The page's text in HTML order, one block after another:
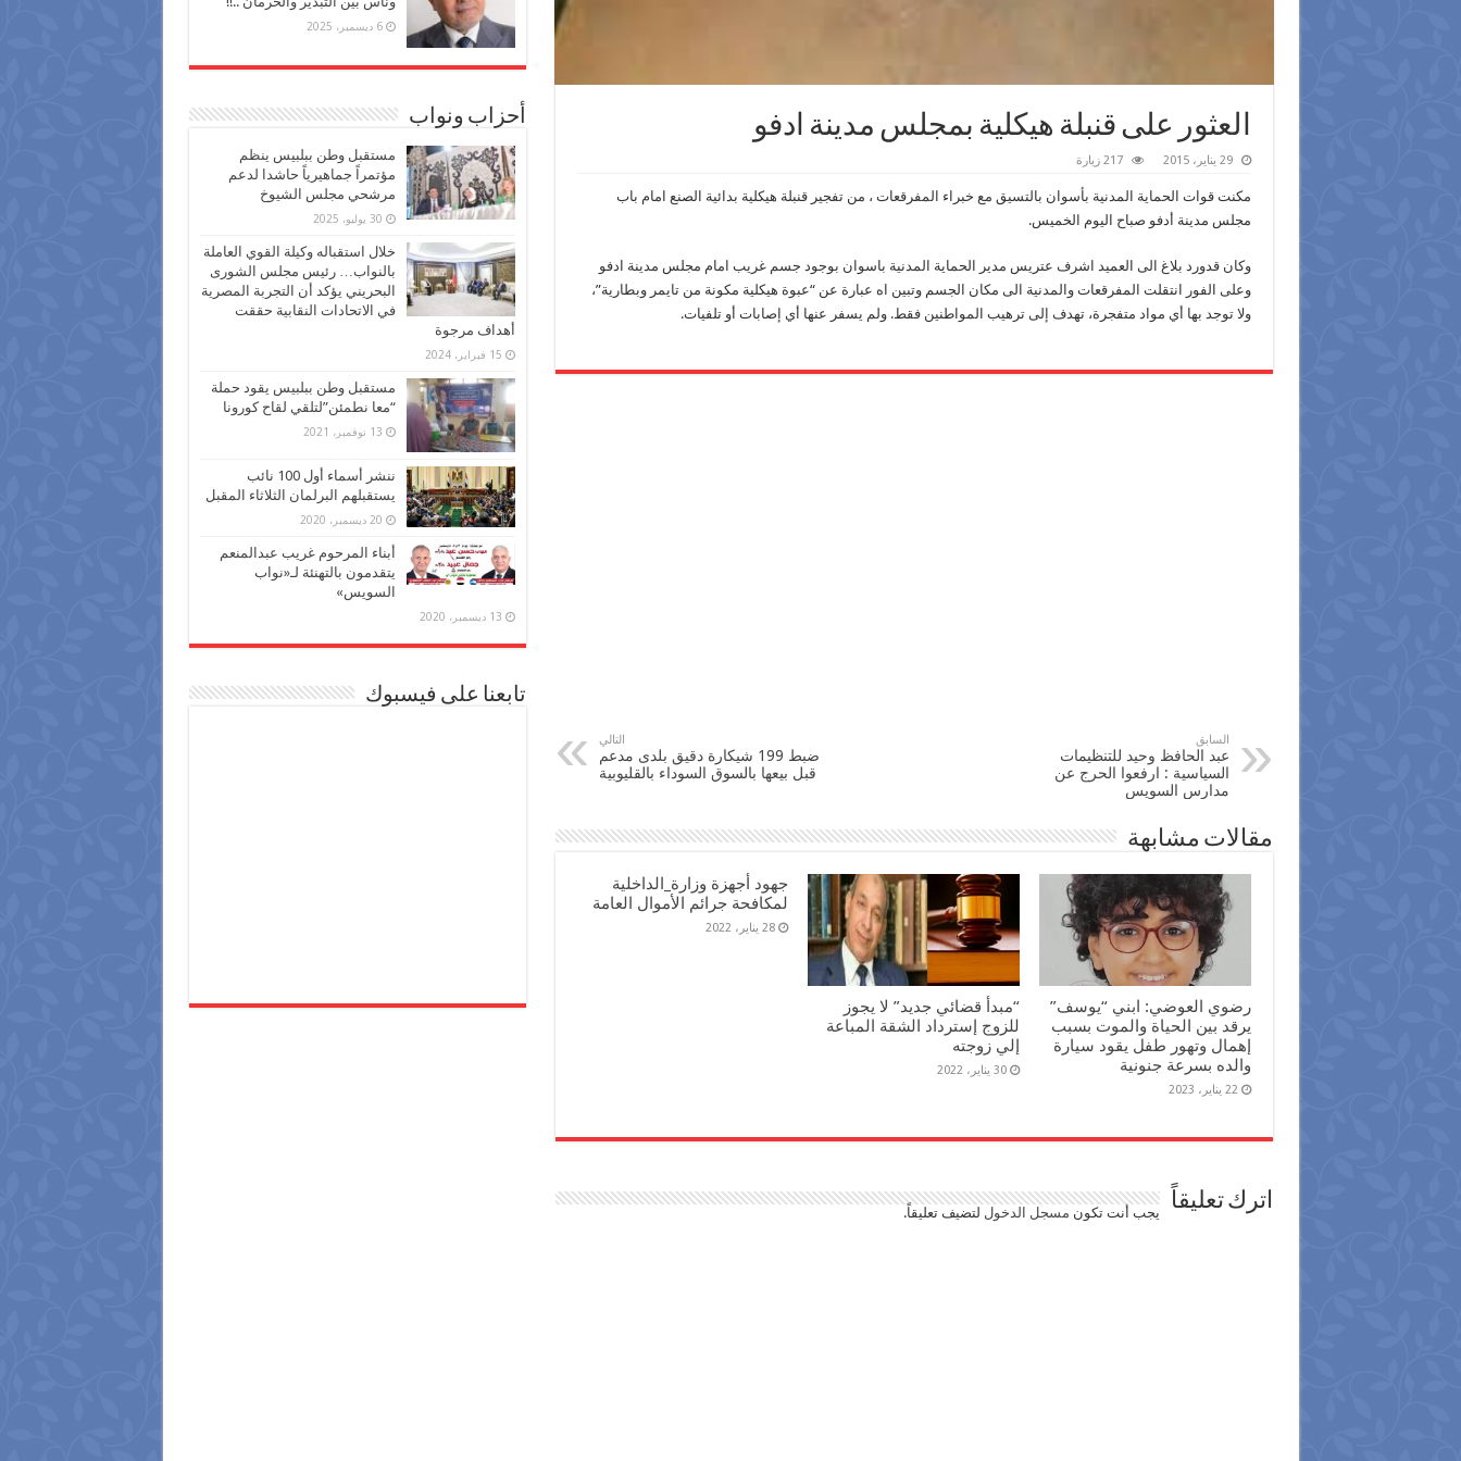
العثور على قنبلة هيكلية بمجلس مدينة ادفو
29 يناير، 2015 217 زيارة
مكنت قوات الحماية المدنية بأسوان بالتسيق مع خبراء المفرقعات ، من تفجير قنبلة هيكلية بدائية الصنع امام باب
مجلس مدينة أدفو صباح اليوم الخميس.
وكان قدورد بلاغ الى العميد اشرف عتريس مدير الحماية المدنية باسوان بوجود جسم غريب امام مجلس مدينة ادفو
وعلى الفور انتقلت المفرقعات والمدنية الى مكان الجسم وتبين اه عبارة عن “عبوة هيكلية مكونة من تايمر وبطارية”،
ولا توجد بها أي مواد متفجرة، تهدف إلى ترهيب المواطنين فقط. ولم يسفر عنها أي إصابات أو تلفيات.
السابق
عبد الحافظ وحيد للتنظيمات
السياسية : ارفعوا الحرج عن
مدارس السويس
التالي
ضبط 199 شيكارة دقيق بلدى مدعم
قبل بيعها بالسوق السوداء بالقليوبية
مقالات مشابهة
رضوي العوضي: ابني “يوسف”
يرقد بين الحياة والموت بسبب
إهمال وتهور طفل يقود سيارة
والده بسرعة جنونية
22 يناير، 2023
“مبدأ قضائي جديد” لا يجوز
للزوج إسترداد الشقة المباعة
إلي زوجته
30 يناير، 2022
جهود أجهزة وزارة_الداخلية
لمكافحة جرائم الأموال العامة
28 يناير، 2022
اترك تعليقاً يجب أنت تكون مسجل الدخول لتضيف تعليقاً.
6 ديسمبر، 2025
أحزاب ونواب
مستقبل وطن ببلبيس ينظم
مؤتمراً جماهيرياً حاشدا لدعم
مرشحي مجلس الشيوخ
30 يوليو، 2025
خلال استقباله وكيلة القوي العاملة
بالنواب… رئيس مجلس الشورى
البحريني يؤكد أن التجربة المصرية
في الاتحادات النقابية حققت
أهداف مرجوة
15 فبراير، 2024
مستقبل وطن ببلبيس يقود حملة
“معا نطمئن”لتلقي لقاح كورونا
13 نوفمبر، 2021
ننشر أسماء أول 100 نائب
يستقبلهم البرلمان الثلاثاء المقبل
20 ديسمبر، 2020
أبناء المرحوم غريب عبدالمنعم
يتقدمون بالتهنئة لـ«نواب
السويس»
13 ديسمبر، 2020
تابعنا على فيسبوك